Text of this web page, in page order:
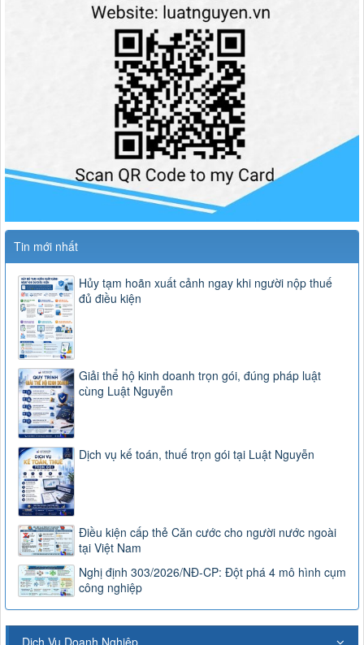
Tin mới nhất
Hủy tạm hoãn xuất cảnh ngay khi người nộp thuế
đủ điều kiện
Giải thể hộ kinh doanh trọn gói, đúng pháp luật
cùng Luật Nguyễn
Dịch vụ kế toán, thuế trọn gói tại Luật Nguyễn
Điều kiện cấp thẻ Căn cước cho người nước ngoài
tại Việt Nam
Nghị định 303/2026/NĐ-CP: Đột phá 4 mô hình cụm
công nghiệp
Dịch Vụ Doanh Nghiệp